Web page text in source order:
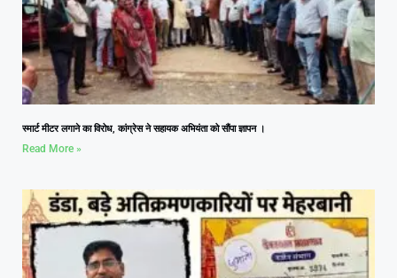
स्मार्ट मीटर लगाने का विरोध, कांग्रेस ने सहायक अभियंता को सौंपा ज्ञापन ।
Read More »